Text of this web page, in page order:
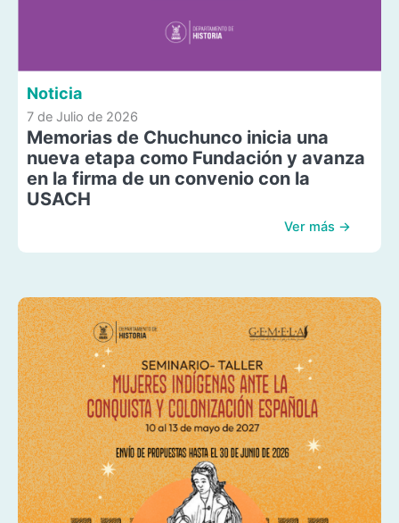
Noticia
7 de Julio de 2026
Memorias de Chuchunco inicia una
nueva etapa como Fundación y avanza
en la firma de un convenio con la
USACH
Ver más →